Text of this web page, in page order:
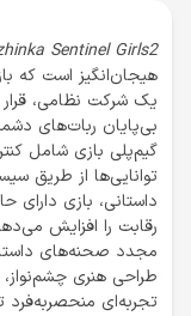
Sentinel Girls2
هیجان‌انگیز است که
یک شرکت نظامی،
بی‌پایان ربات‌های
گیم‌پلی بازی شامل
توانایی‌ها از طریق
داستانی، بازی
رقابت را افزایش
مجدد صحنه‌های
طراحی هنری
تجربه‌ای منحصربه‌فرد